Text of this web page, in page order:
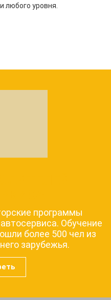
любого уровня.
программы
Обучение
более 500 чел из
зарубежья.